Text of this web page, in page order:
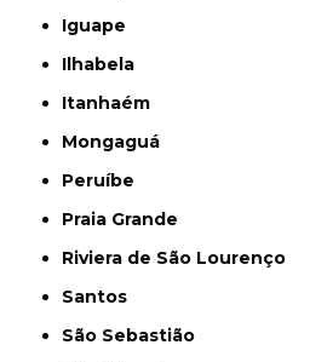
Iguape
Ilhabela
Itanhaém
Mongaguá
Peruíbe
Praia Grande
Riviera de São Lourenço
Santos
São Sebastião